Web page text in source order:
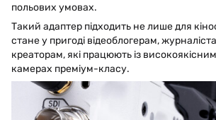
польових умовах.
Такий адаптер підходить не лише для
стане у пригоді відеоблогерам,
креаторам, які працюють із
камерах преміум-класу.